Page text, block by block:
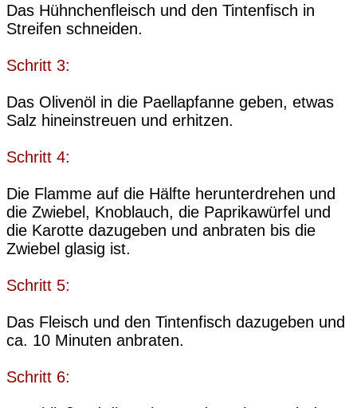
Das Hühnchenfleisch und den Tintenfisch in
Streifen schneiden.
Schritt 3:
Das Olivenöl in die Paellapfanne geben, etwas
Salz hineinstreuen und erhitzen.
Schritt 4:
Die Flamme auf die Hälfte herunterdrehen und
die Zwiebel, Knoblauch, die Paprikawürfel und
die Karotte dazugeben und anbraten bis die
Zwiebel glasig ist.
Schritt 5:
Das Fleisch und den Tintenfisch dazugeben und
ca. 10 Minuten anbraten.
Schritt 6: